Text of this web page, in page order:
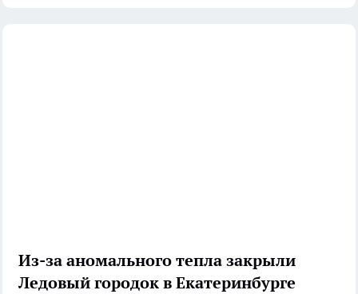
Из-за аномального тепла закрыли
Ледовый городок в Екатеринбурге